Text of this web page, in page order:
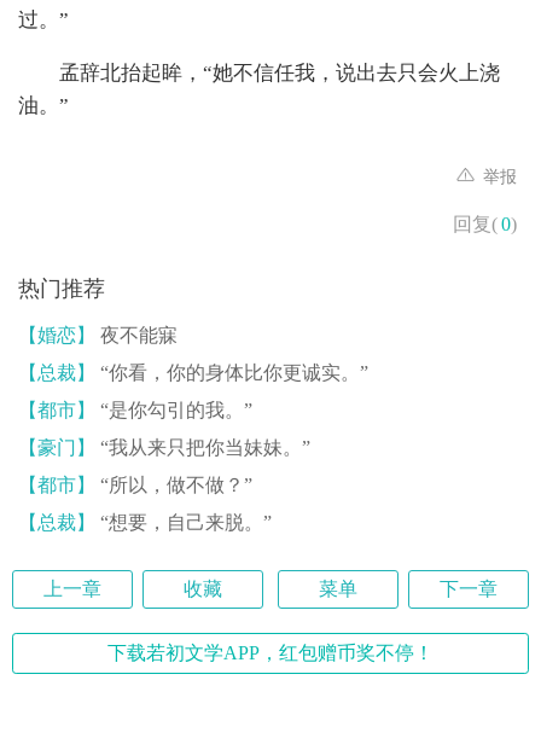
过。”
孟辞北抬起眸，“她不信任我，说出去只会火上浇
油。”
举报
回复(0)
热门推荐
【婚恋】
夜不能寐
【总裁】
“你看，你的身体比你更诚实。”
【都市】
“是你勾引的我。”
【豪门】
“我从来只把你当妹妹。”
【都市】
“所以，做不做？”
【总裁】
“想要，自己来脱。”
上一章 收藏 菜单 下一章
下载若初文学APP，红包赠币奖不停！